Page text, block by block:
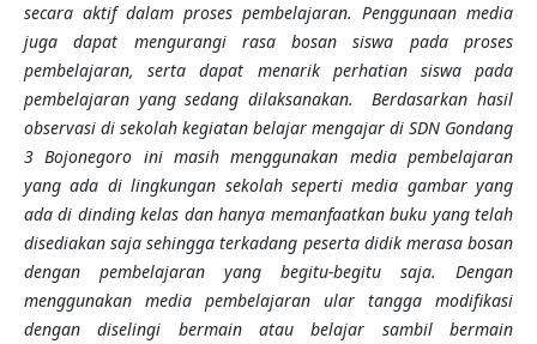
secara aktif dalam proses pembelajaran. Penggunaan media
juga dapat mengurangi rasa bosan siswa pada proses
pembelajaran, serta dapat menarik perhatian siswa pada
pembelajaran yang sedang dilaksanakan. Berdasarkan hasil
observasi di sekolah kegiatan belajar mengajar di SDN Gondang
3 Bojonegoro ini masih menggunakan media pembelajaran
yang ada di lingkungan sekolah seperti media gambar yang
ada di dinding kelas dan hanya memanfaatkan buku yang telah
disediakan saja sehingga terkadang peserta didik merasa bosan
dengan pembelajaran yang begitu-begitu saja. Dengan
menggunakan media pembelajaran ular tangga modifikasi
dengan diselingi bermain atau belajar sambil bermain